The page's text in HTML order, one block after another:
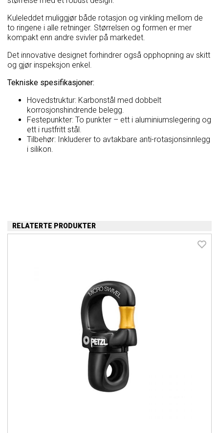
Kuleleddet muliggjør både rotasjon og vinkling mellom de
to ringene i alle retninger. Størrelsen og formen er mer
kompakt enn andre svivler på markedet.
Det innovative designet forhindrer også opphopning av skitt
og gjør inspeksjon enkel.
Tekniske spesifikasjoner:
Hovedstruktur: Karbonstål med dobbelt
korrosjonshindrende belegg.
Festepunkter: To punkter – ett i aluminiumslegering og
ett i rustfritt stål.
Tilbehør: Inkluderer to avtakbare anti-rotasjonsinnlegg
i silikon.
RELATERTE PRODUKTER